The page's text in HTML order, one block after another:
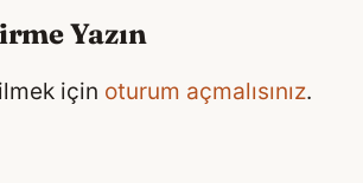
Yazın
için oturum açmalısınız.